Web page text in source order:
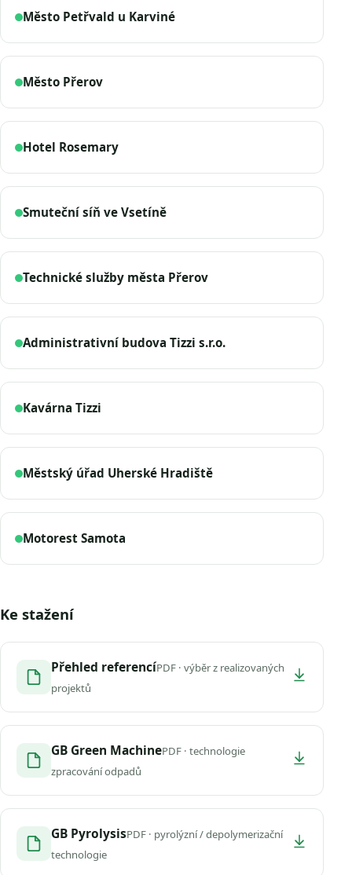
Město Petřvald u Karviné
Město Přerov
Hotel Rosemary
Smuteční síň ve Vsetíně
Technické služby města Přerov
Administrativní budova Tizzi s.r.o.
Kavárna Tizzi
Městský úřad Uherské Hradiště
Motorest Samota
Ke stažení
Přehled referencíPDF · výběr z realizovaných
projektů
GB Green MachinePDF · technologie
zpracování odpadů
GB PyrolysisPDF · pyrolýzní / depolymerizační
technologie